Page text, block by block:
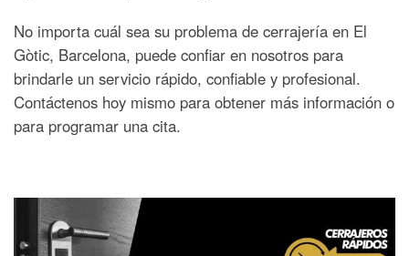
No importa cuál sea su problema de cerrajería en El
Gòtic, Barcelona, puede confiar en nosotros para
brindarle un servicio rápido, confiable y profesional.
Contáctenos hoy mismo para obtener más información o
para programar una cita.